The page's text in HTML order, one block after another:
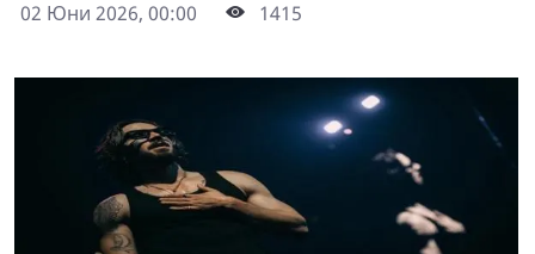
02 Юни 2026, 00:00
1415